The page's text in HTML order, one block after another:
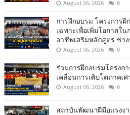
August 06, 2026 0
การฝึกอบรม โครงการ
เฉพาะเพื่อเพิ่มโอกาสใ
อาชีพเสริมหลักสูตร ช่า
August 06, 2026 0
ร่วมการฝึกอบรมโครง
เคลื่อนการเติบโตภาคเ
August 06, 2026 0
สถาบันพัฒนาฝีมือแรงง